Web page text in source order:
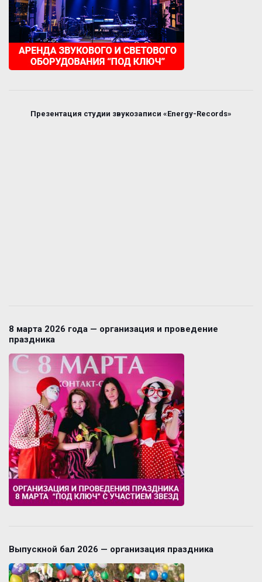
Презентация студии звукозаписи «Energy-Records»
8 марта 2026 года — организация и проведение
праздника
Выпускной бал 2026 — организация праздника